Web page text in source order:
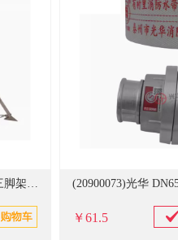
(20900072)百邦安 1200磅 1200磅 三脚架(单位：个)
￥61.5